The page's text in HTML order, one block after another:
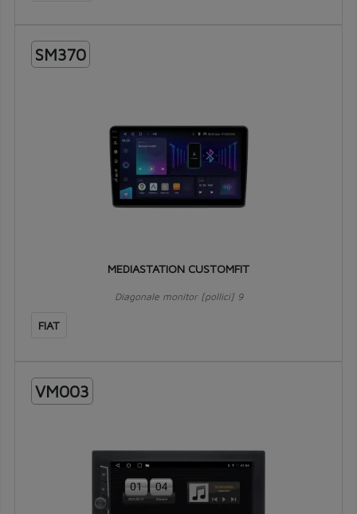
SM370
MEDIASTATION CUSTOMFIT
Diagonale monitor [pollici] 9
FIAT
VM003